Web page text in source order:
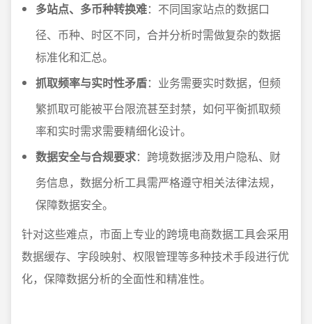
多站点、多币种转换难：不同国家站点的数据口
径、币种、时区不同，合并分析时需做复杂的数据
标准化和汇总。
抓取频率与实时性矛盾：业务需要实时数据，但频
繁抓取可能被平台限流甚至封禁，如何平衡抓取频
率和实时需求需要精细化设计。
数据安全与合规要求：跨境数据涉及用户隐私、财
务信息，数据分析工具需严格遵守相关法律法规，
保障数据安全。
针对这些难点，市面上专业的跨境电商数据工具会采用
数据缓存、字段映射、权限管理等多种技术手段进行优
化，保障数据分析的全面性和精准性。